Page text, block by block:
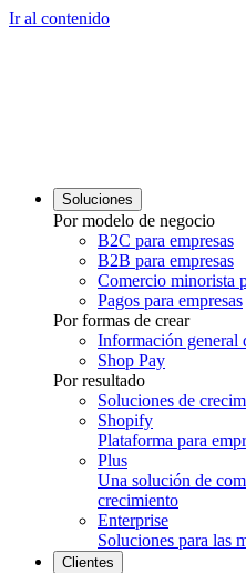
Ir al contenido
Soluciones
Por modelo de negocio
B2C para empresas
B2B para empresas
Comercio minorista
Pagos para empresas
Por formas de crear
Información general
Shop Pay
Por resultado
Soluciones de
Shopify
Plataforma para
Plus
Una solución de
crecimiento
Enterprise
Soluciones para las
Clientes